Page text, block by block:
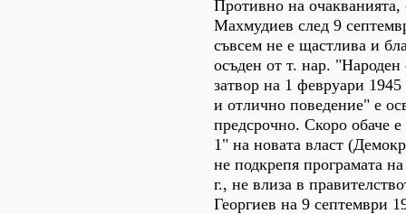
Противно на
Махмудиев след 9
съвсем не е щастлива и
осъден от т. нар.
затвор на 1 февруари 1945
и отлично поведение" е
предсрочно. Скоро обаче
1" на новата власт
не подкрепя програмата
г., не влиза в
Георгиев на 9 септември